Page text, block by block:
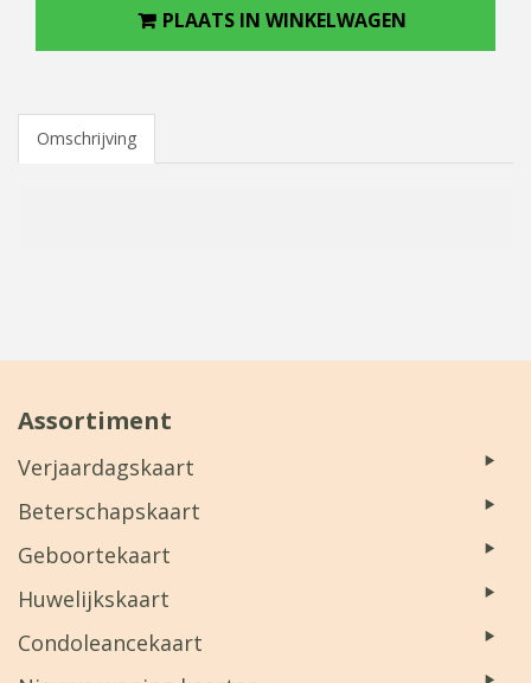
PLAATS IN WINKELWAGEN
Omschrijving
Assortiment
Verjaardagskaart
Beterschapskaart
Geboortekaart
Huwelijkskaart
Condoleancekaart